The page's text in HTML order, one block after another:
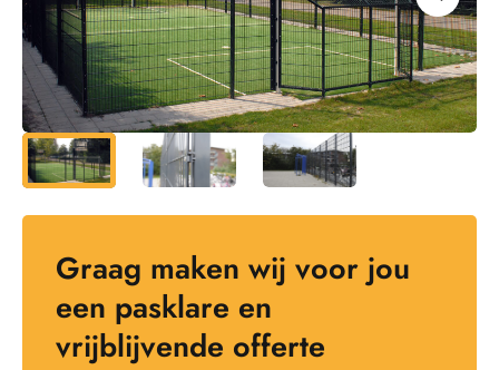
Graag maken wij voor jou
een pasklare en
vrijblijvende offerte